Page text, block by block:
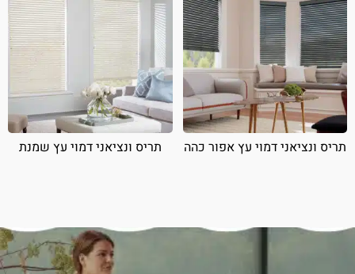
תריס ונציאני דמוי עץ אפור כהה תריס ונציאני דמוי עץ שמנת